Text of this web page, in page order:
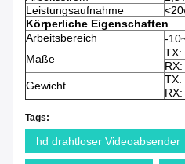
Leistungsaufnahme
Körperliche Eigenschaften
Arbeitsbereich
-
Maße
TX:
Gewicht
TX:
Tags:
hd drahtloser Videoabsender